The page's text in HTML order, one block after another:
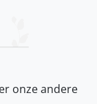
onzeandere